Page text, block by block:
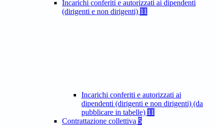
Incarichi conferiti e autorizzati ai dipendenti
(dirigenti e non dirigenti) 11
Incarichi conferiti e autorizzati ai
dipendenti (dirigenti e non dirigenti) (da
pubblicare in tabelle) 11
Contrattazione collettiva 5